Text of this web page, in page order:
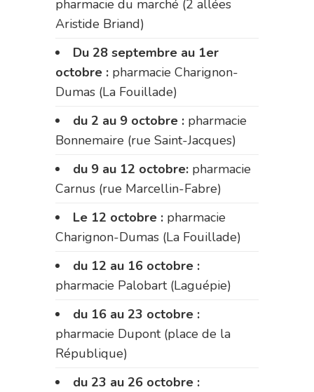
pharmacie du marché (2 allées
Aristide Briand)
Du 28 septembre au 1er
octobre : pharmacie Charignon-
Dumas (La Fouillade)
du 2 au 9 octobre : pharmacie
Bonnemaire (rue Saint-Jacques)
du 9 au 12 octobre: pharmacie
Carnus (rue Marcellin-Fabre)
Le 12 octobre : pharmacie
Charignon-Dumas (La Fouillade)
du 12 au 16 octobre :
pharmacie Palobart (Laguépie)
du 16 au 23 octobre :
pharmacie Dupont (place de la
République)
du 23 au 26 octobre :